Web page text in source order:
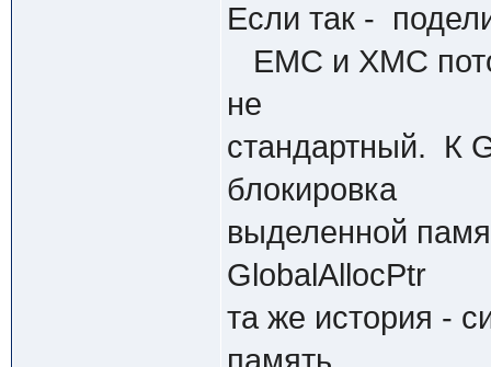
Если так -
ЕМС и ХМС
не
стандартный. К
блокировка
выделенной
GlobalAllocPtr
та же история -